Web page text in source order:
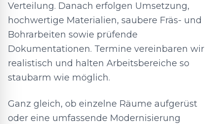
Verteilung. Danach erfolgen Umsetzung,
hochwertige Materialien, saubere Fräs- und
Bohrarbeiten sowie prüfende
Dokumentationen. Termine vereinbaren wir
realistisch und halten Arbeitsbereiche so
staubarm wie möglich.
Ganz gleich, ob einzelne Räume aufgerüst
oder eine umfassende Modernisierung